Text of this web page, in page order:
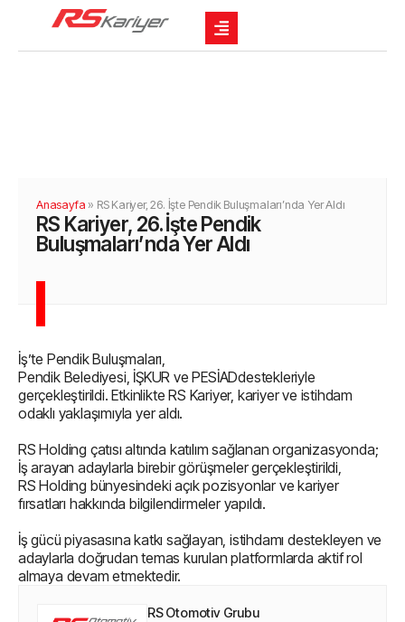
Anasayfa » RS Kariyer, 26. İşte Pendik Buluşmaları’nda Yer Aldı
RS Kariyer, 26. İşte Pendik
Buluşmaları’nda Yer Aldı
İş’te Pendik Buluşmaları,
Pendik Belediyesi, İŞKUR ve PESİADdestekleriyle
gerçekleştirildi. Etkinlikte RS Kariyer, kariyer ve istihdam
odaklı yaklaşımıyla yer aldı.
RS Holding çatısı altında katılım sağlanan organizasyonda;
İş arayan adaylarla birebir görüşmeler gerçekleştirildi,
RS Holding bünyesindeki açık pozisyonlar ve kariyer
fırsatları hakkında bilgilendirmeler yapıldı.
İş gücü piyasasına katkı sağlayan, istihdamı destekleyen ve
adaylarla doğrudan temas kurulan platformlarda aktif rol
almaya devam etmektedir.
RS Otomotiv Grubu